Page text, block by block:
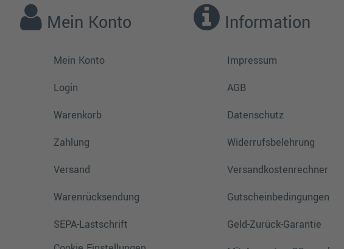
Mein Konto
Mein Konto
Login
Warenkorb
Zahlung
Versand
Warenrücksendung
SEPA-Lastschrift
Information
Impressum
AGB
Datenschutz
Widerrufsbelehrung
Versandkostenrechner
Gutscheinbedingungen
Geld-Zurück-Garantie